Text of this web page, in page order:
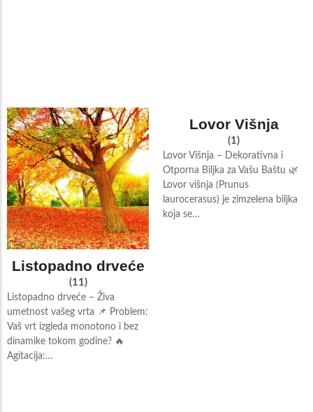
Listopadno drveće
(11)
Listopadno drveće – Živa
umetnost vašeg vrta 📌 Problem:
Vaš vrt izgleda monotono i bez
dinamike tokom godine? 🔥
Agitacija:…
Lovor Višnja
(1)
Lovor Višnja – Dekorativna i
Otporna Biljka za Vašu Baštu 🌿
Lovor višnja (Prunus
laurocerasus) je zimzelena biljka
koja se…